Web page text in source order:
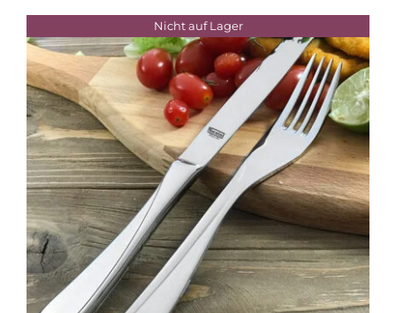
Nicht auf Lager